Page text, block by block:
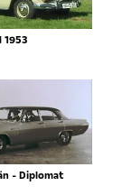
1953
- Diplomat